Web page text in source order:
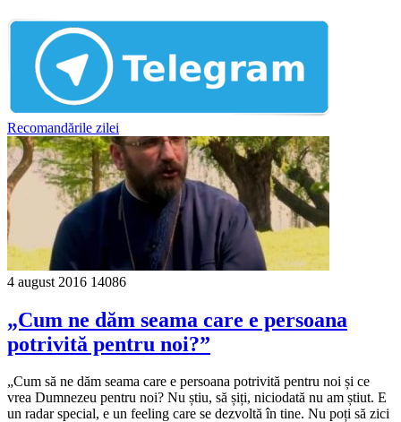
Recomandările zilei
4 august 2016 14086
„Cum ne dăm seama care e persoana
potrivită pentru noi?”
„Cum să ne dăm seama care e persoana potrivită pentru noi și ce
vrea Dumnezeu pentru noi? Nu știu, să șiți, niciodată nu am știut. E
un radar special, e un feeling care se dezvoltă în tine. Nu poți să zici